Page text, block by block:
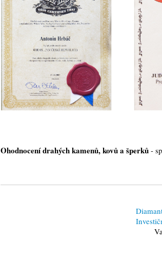
Ohodnocení drahých kamenů, kovů a šperků -